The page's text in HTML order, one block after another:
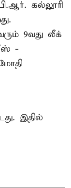
கல்லூரி
9வது லீக்
-
இதில்